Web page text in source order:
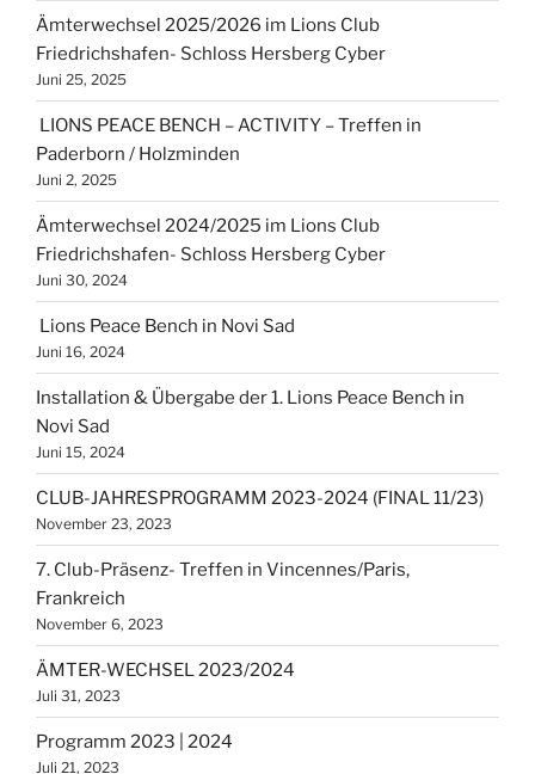
Ämterwechsel 2025/2026 im Lions Club
Friedrichshafen- Schloss Hersberg Cyber
Juni 25, 2025
LIONS PEACE BENCH – ACTIVITY – Treffen in
Paderborn / Holzminden
Juni 2, 2025
Ämterwechsel 2024/2025 im Lions Club
Friedrichshafen- Schloss Hersberg Cyber
Juni 30, 2024
Lions Peace Bench in Novi Sad
Juni 16, 2024
Installation & Übergabe der 1. Lions Peace Bench in
Novi Sad
Juni 15, 2024
CLUB-JAHRESPROGRAMM 2023-2024 (FINAL 11/23)
November 23, 2023
7. Club-Präsenz- Treffen in Vincennes/Paris,
Frankreich
November 6, 2023
ÄMTER-WECHSEL 2023/2024
Juli 31, 2023
Programm 2023 | 2024
Juli 21, 2023